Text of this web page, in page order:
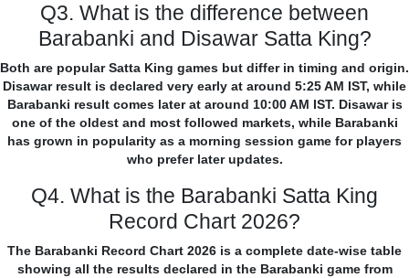
Q3. What is the difference between
Barabanki and Disawar Satta King?
Both are popular Satta King games but differ in timing and origin.
Disawar result is declared very early at around 5:25 AM IST, while
Barabanki result comes later at around 10:00 AM IST. Disawar is
one of the oldest and most followed markets, while Barabanki
has grown in popularity as a morning session game for players
who prefer later updates.
Q4. What is the Barabanki Satta King
Record Chart 2026?
The Barabanki Record Chart 2026 is a complete date-wise table
showing all the results declared in the Barabanki game from